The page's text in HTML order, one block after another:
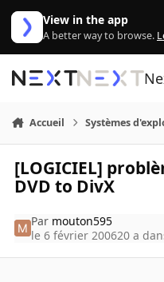
Aller au contenu
View in the app
A better way to browse.
Accueil Systèmes
[LOGICIEL]
DVD to DivX
Par mouton595
le 6 février 200620 a